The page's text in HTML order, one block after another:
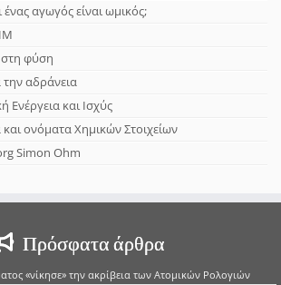
ένας αγωγός είναι ωμικός;
στη φύση
την αδράνεια
Ενέργεια και Ισχύς
ονόματα Χημικών Στοιχείων
Simon Ohm
Πρόσφατα άρθρα
«νίκησε» την ακρίβεια των Ατομικών Ρολογιών